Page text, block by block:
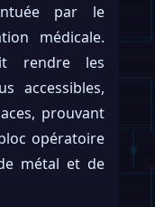
par le
médicale.
rendre les
accessibles,
prouvant
opératoire
métal et de